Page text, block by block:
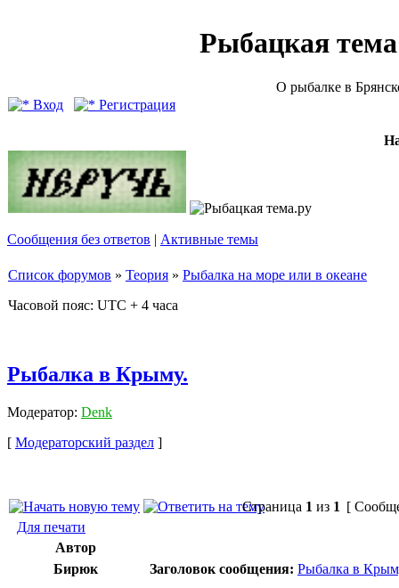
Рыбацкая
О рыбалке в
Вход
Регистрация
Сообщения без ответов | Активные темы
Список форумов » Теория » Рыбалка на море или в океане
Часовой пояс: UTC + 4 часа
Рыбалка в Крыму.
Модератор: Denk
[ Модераторский раздел ]
Страница 1 из 1 [
Для печати
Автор
Бирюк
Заголовок сообщения: Рыбалка в